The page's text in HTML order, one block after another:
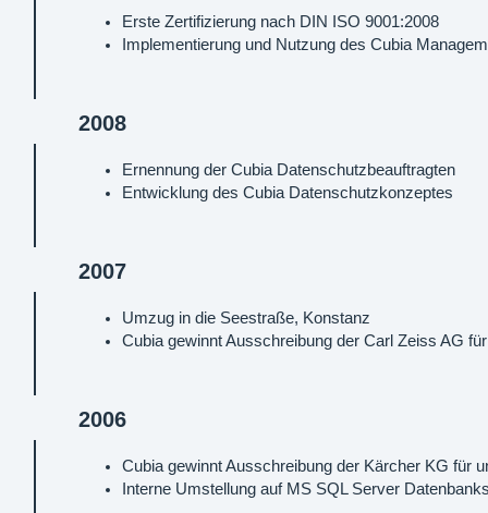
Erste Zertifizierung nach DIN ISO 9001:2008
Implementierung und Nutzung des Cubia
2008
Ernennung der Cubia Datenschutzbeauftragten
Entwicklung des Cubia Datenschutzkonzeptes
2007
Umzug in die Seestraße, Konstanz
Cubia gewinnt Ausschreibung der Carl Zeiss AG
2006
Cubia gewinnt Ausschreibung der Kärcher KG für
Interne Umstellung auf MS SQL Server